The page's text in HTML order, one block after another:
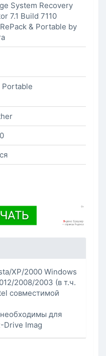
System Recovery
7.1 Build 7110
& Portable by
Portable
XP/2000 Windows
2008/2003 (в т.ч.
совместимой
необходимы для
Drive Imag